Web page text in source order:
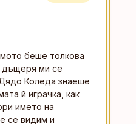
беше толкова
дъщеря ми се
Коледа знаеше
й играчка, как
името на
се видим и